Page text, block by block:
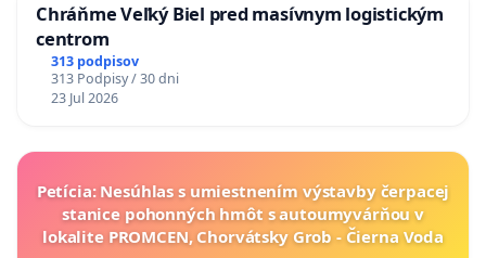
Chráňme Veľký Biel pred masívnym logistickým
centrom
313 podpisov
313 Podpisy / 30 dni
23 Jul 2026
Petícia: Nesúhlas s umiestnením výstavby čerpacej
stanice pohonných hmôt s autoumyvárňou v
lokalite PROMCEN, Chorvátsky Grob - Čierna Voda